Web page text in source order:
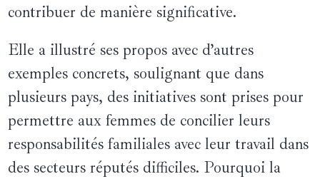
contribuer de manière significative.
Elle a illustré ses propos avec d’autres
exemples concrets, soulignant que dans
plusieurs pays, des initiatives sont prises pour
permettre aux femmes de concilier leurs
responsabilités familiales avec leur travail dans
des secteurs réputés difficiles. Pourquoi la